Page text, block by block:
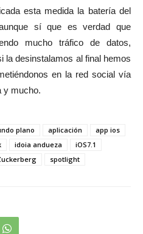
esta medida la batería del
sí que es verdad que
mucho tráfico de datos,
la desinstalamos al final hemos
en la red social vía
y mucho.
plano aplicación
app ios
idoia andueza
iOS7.1
spotlight